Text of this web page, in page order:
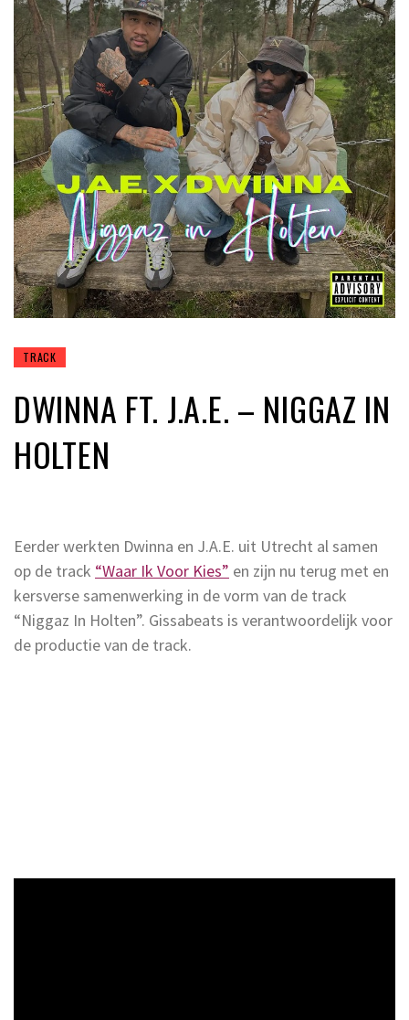
TRACK
DWINNA FT. J.A.E. – NIGGAZ IN
HOLTEN
Eerder werkten Dwinna en J.A.E. uit Utrecht al samen
op de track “Waar Ik Voor Kies” en zijn nu terug met en
kersverse samenwerking in de vorm van de track
“Niggaz In Holten”. Gissabeats is verantwoordelijk voor
de productie van de track.